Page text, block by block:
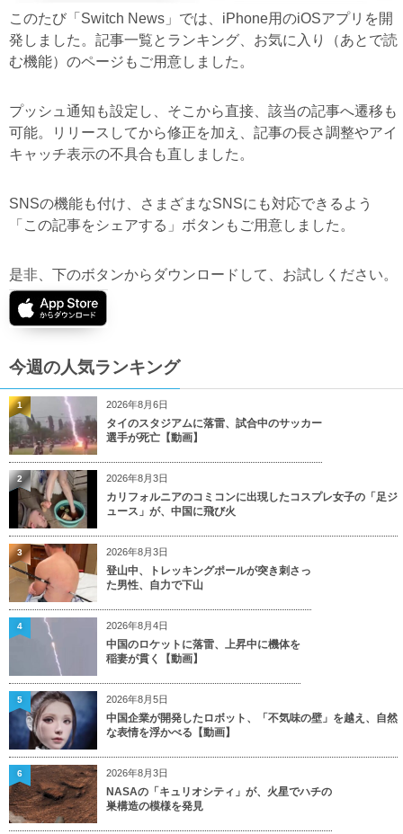
このたび「Switch News」では、iPhone用のiOSアプリを開
発しました。記事一覧とランキング、お気に入り（あとで読
む機能）のページもご用意しました。
プッシュ通知も設定し、そこから直接、該当の記事へ遷移も
可能。リリースしてから修正を加え、記事の長さ調整やアイ
キャッチ表示の不具合も直しました。
SNSの機能も付け、さまざまなSNSにも対応できるよう
「この記事をシェアする」ボタンもご用意しました。
是非、下のボタンからダウンロードして、お試しください。
今週の人気ランキング
2026年8月6日
タイのスタジアムに落雷、試合中のサッカー
選手が死亡【動画】
1
2026年8月3日
カリフォルニアのコミコンに出現したコスプレ女子の「足ジ
ュース」が、中国に飛び火
2
2026年8月3日
登山中、トレッキングポールが突き刺さっ
た男性、自力で下山
3
2026年8月4日
中国のロケットに落雷、上昇中に機体を
稲妻が貫く【動画】
4
2026年8月5日
中国企業が開発したロボット、「不気味の壁」を越え、自然
な表情を浮かべる【動画】
5
2026年8月3日
NASAの「キュリオシティ」が、火星でハチの
巣構造の模様を発見
6